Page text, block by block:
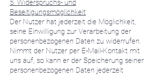
5. Widerspruchs- und
Beseitigungsmöglichkeit
Der Nutzer hat jederzeit die Möglichkeit,
seine Einwilligung zur Verarbeitung der
personenbezogenen Daten zu widerrufen.
Nimmt der Nutzer per E-Mail-Kontakt mit
uns auf, so kann er der Speicherung seiner
personenbezogenen Daten jederzeit